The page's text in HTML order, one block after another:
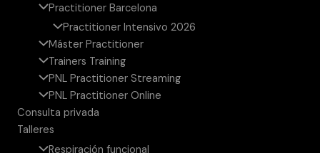
Practitioner Barcelona
Practitioner Intensivo 2026
Máster Practitioner
Trainers Training
PNL Practitioner Streaming
PNL Practitioner Online
Consulta privada
Talleres
Respiración funcional